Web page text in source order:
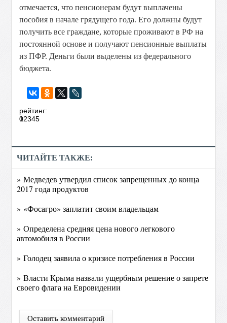
отмечается, что пенсионерам будут выплачены
пособия в начале грядущего года. Его должны будут
получить все граждане, которые проживают в РФ на
постоянной основе и получают пенсионные выплаты
из ПФР. Деньги были выделены из федерального
бюджета.
рейтинг:
0
12345
ЧИТАЙТЕ ТАКЖЕ:
» Медведев утвердил список запрещенных до конца
2017 года продуктов
» «Фосагро» заплатит своим владельцам
» Определена средняя цена нового легкового
автомобиля в России
» Голодец заявила о кризисе потребления в России
» Власти Крыма назвали ущербным решение о запрете
своего флага на Евровидении
Оставить комментарий